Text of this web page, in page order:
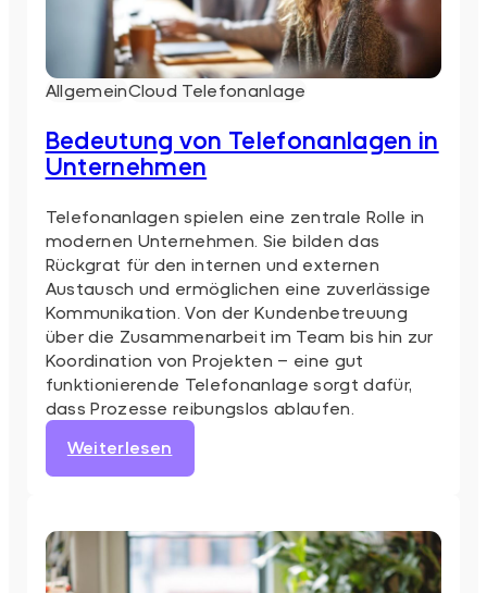
AllgemeinCloud Telefonanlage
Bedeutung von Telefonanlagen in
Unternehmen
Telefonanlagen spielen eine zentrale Rolle in
modernen Unternehmen. Sie bilden das
Rückgrat für den internen und externen
Austausch und ermöglichen eine zuverlässige
Kommunikation. Von der Kundenbetreuung
über die Zusammenarbeit im Team bis hin zur
Koordination von Projekten – eine gut
funktionierende Telefonanlage sorgt dafür,
dass Prozesse reibungslos ablaufen.
Weiterlesen
Bedeutung
in
Unternehmen